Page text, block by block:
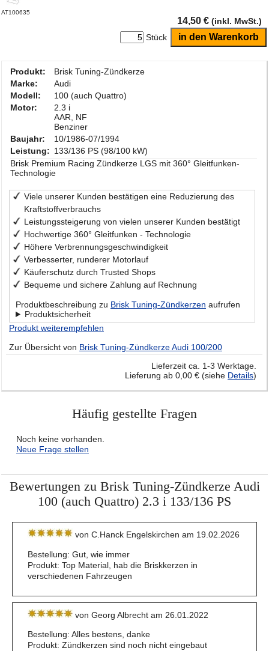
AT100635
14,50 € (inkl. MwSt.)
Stück
Produkt:
Brisk Tuning-Zündkerze
Marke:
Audi
Modell:
100 (auch Quattro)
Motor:
2.3 i
AAR, NF
Benziner
Baujahr:
10/1986-07/1994
Leistung: 133/136 PS (98/100 kW)
Brisk Premium Racing Zündkerze LGS mit 360° Gleitfunken-
Technologie
Viele unserer Kunden bestätigen eine Reduzierung des
Kraftstoffverbrauchs
Leistungssteigerung von vielen unserer Kunden bestätigt
Hochwertige 360° Gleitfunken - Technologie
Höhere Verbrennungsgeschwindigkeit
Verbesserter, runderer Motorlauf
Käuferschutz durch Trusted Shops
Bequeme und sichere Zahlung auf Rechnung
Produktbeschreibung zu Brisk Tuning-Zündkerzen aufrufen
Produktsicherheit
Produkt weiterempfehlen
Zur Übersicht von Brisk Tuning-Zündkerze Audi 100/200
Lieferzeit ca. 1-3 Werktage.
Lieferung ab 0,00 € (siehe Details)
Häufig gestellte Fragen
Noch keine vorhanden.
Neue Frage stellen
Bewertungen zu Brisk Tuning-Zündkerze Audi
100 (auch Quattro) 2.3 i 133/136 PS
von C.Hanck Engelskirchen am 19.02.2026
Bestellung: Gut, wie immer
Produkt: Top Material, hab die Briskkerzen in
verschiedenen Fahrzeugen
von Georg Albrecht am 26.01.2022
Bestellung: Alles bestens, danke
Produkt: Zündkerzen sind noch nicht eingebaut